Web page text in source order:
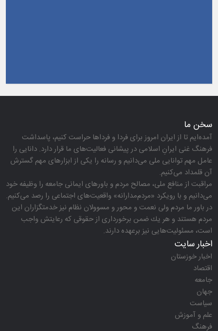
سخن ما
آمده‌ایم تا از ایران امروز برای فردا و فرداها حراست كنیم، پاسداشت
فرهنگ غنی ایرانِ اسلامی در پیشانی فعالیت‌های ما قرار دارد. دانایی را
عامل مهم توانایی ملی می‌دانیم و رسانه را یكی از ابزارهای مهم گسترش
آن قلمداد می‌كنیم.
مراقبت از منافع ملی، مصالح مردم و باورهای ایمانی جامعه را وظیفه خود
می‌دانیم و با رویكرد «مردم‌مدارانه‌» واقعیت‌های اجتماعی را رصد می‌كنیم.
در باور ما مردم ولی نعمت و محور و مسوولان نظام نیز خدمتگزاران این
مردم هستند و هر یك ضمن برخورداری از حقوقی كه رعایتش واجب
است، مسئولیت‌هایی نیز برعهده دارند.
اخبار سایت
اخبار خوزستان
اقتصاد
جامعه
جهان
سیاست
علم و آموزش
فرهنگ